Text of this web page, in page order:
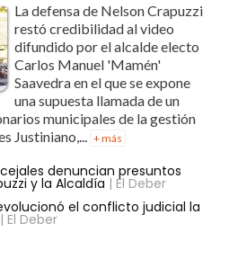
La defensa de Nelson Crapuzzi
restó credibilidad al video
difundido por el alcalde electo
Carlos Manuel 'Mamén'
Saavedra en el que se expone
una supuesta llamada de un
municipales de la gestión
Justiniano,...
+ más
denuncian presuntos
y la Alcaldía | El Deber
el conflicto judicial la
| El Deber